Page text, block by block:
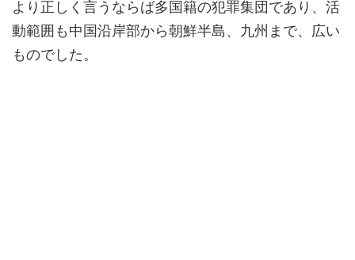
より正しく言うならば多国籍の犯罪集団であり、活
動範囲も中国沿岸部から朝鮮半島、九州まで、広い
ものでした。